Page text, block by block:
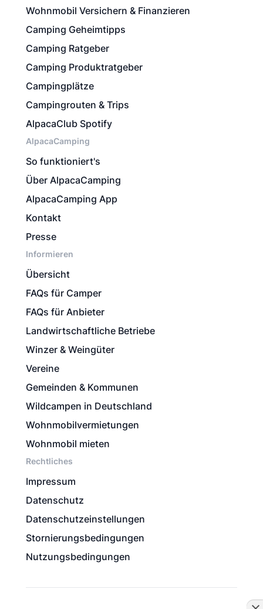
Wohnmobil Versichern & Finanzieren
Camping Geheimtipps
Camping Ratgeber
Camping Produktratgeber
Campingplätze
Campingrouten & Trips
AlpacaClub Spotify
AlpacaCamping
So funktioniert's
Über AlpacaCamping
AlpacaCamping App
Kontakt
Presse
Informieren
Übersicht
FAQs für Camper
FAQs für Anbieter
Landwirtschaftliche Betriebe
Winzer & Weingüter
Vereine
Gemeinden & Kommunen
Wildcampen in Deutschland
Wohnmobilvermietungen
Wohnmobil mieten
Rechtliches
Impressum
Datenschutz
Datenschutzeinstellungen
Stornierungsbedingungen
Nutzungsbedingungen